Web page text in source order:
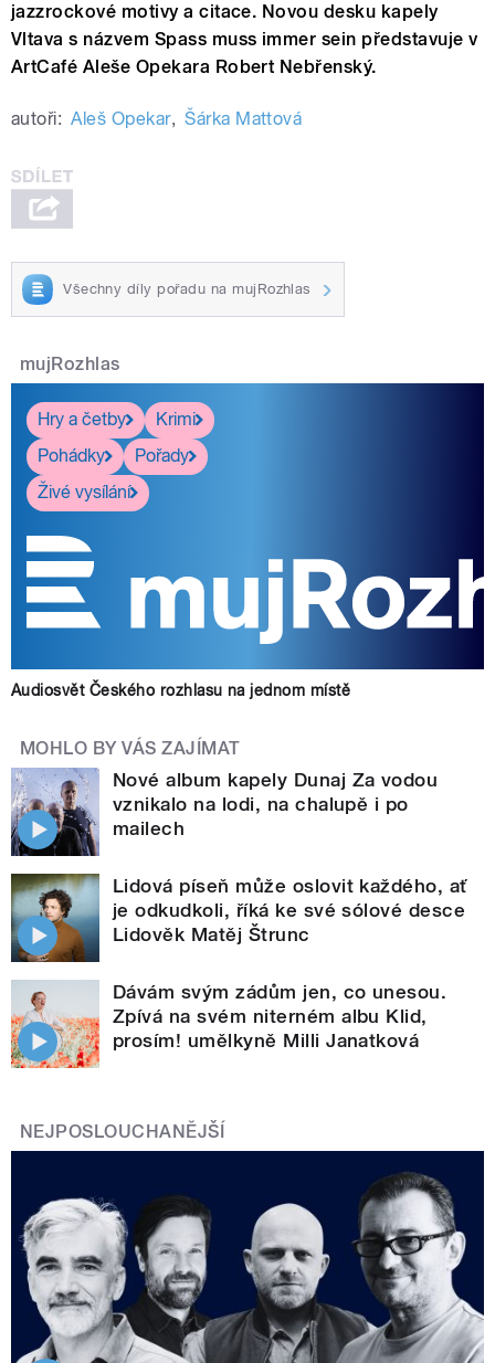
jazzrockové motivy a citace. Novou desku kapely
Vltava s názvem Spass muss immer sein představuje v
ArtCafé Aleše Opekara Robert Nebřenský.
autoři: Aleš Opekar, Šárka Mattová
Všechny díly pořadu na mujRozhlas
mujRozhlas
Hry a četby
Krimi
Pohádky
Pořady
Živé vysílání
Audiosvět Českého rozhlasu na jednom místě
MOHLO BY VÁS ZAJÍMAT
Nové album kapely Dunaj Za vodou
vznikalo na lodi, na chalupě i po
mailech
Lidová píseň může oslovit každého, ať
je odkudkoli, říká ke své sólové desce
Lidověk Matěj Štrunc
Dávám svým zádům jen, co unesou.
Zpívá na svém niterném albu Klid,
prosím! umělkyně Milli Janatková
NEJPOSLOUCHANĚJŠÍ